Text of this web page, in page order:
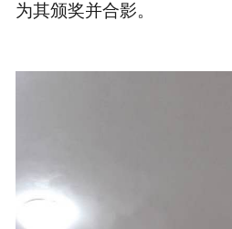
为其颁奖并合影。